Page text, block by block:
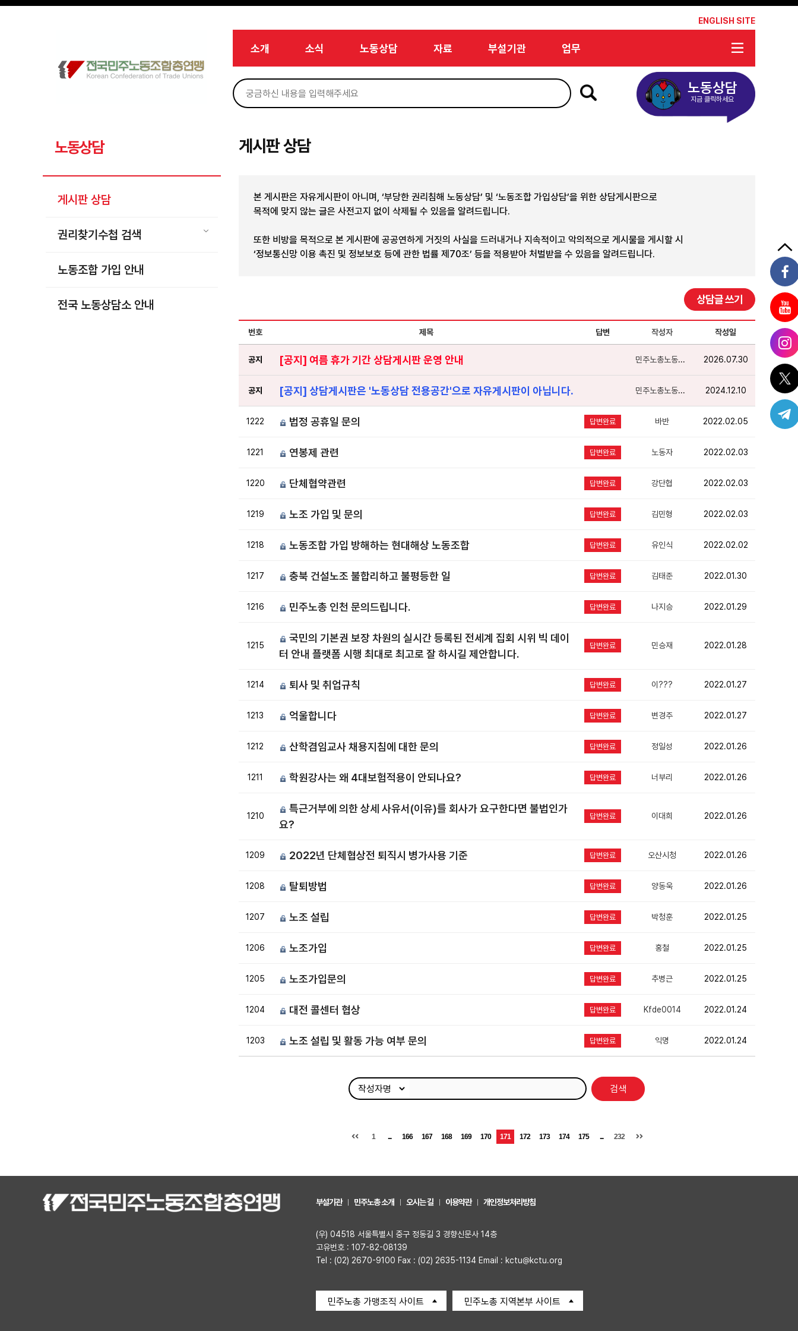
메뉴 건너뛰기
ENGLISH SITE
소개 소식 노동상담 자료 부설기관 업무
노동상담
지금 클릭하세요
노동상담
게시판 상담
권리찾기수첩 검색
노동조합 가입 안내
전국 노동상담소 안내
게시판 상담
본 게시판은 자유게시판이 아니며, ‘부당한 권리침해 노동상담’ 및 ‘노동조합 가입상담’을 위한 상담게시판으로
목적에 맞지 않는 글은 사전고지 없이 삭제될 수 있음을 알려드립니다.
또한 비방을 목적으로 본 게시판에 공공연하게 거짓의 사실을 드러내거나 지속적이고 악의적으로 게시물을 게시할 시
‘정보통신망 이용 촉진 및 정보보호 등에 관한 법률 제70조’ 등을 적용받아 처벌받을 수 있음을 알려드립니다.
상담글 쓰기
번호 제목 답변 작성자 작성일
공지 [공지] 여름 휴가 기간 상담게시판 운영 안내 민주노총노동상담 2026.07.30
공지 [공지] 상담게시판은 '노동상담 전용공간'으로 자유게시판이 아닙니다. 민주노총노동상담 2024.12.10
1222 법정 공휴일 문의 답변완료 바반 2022.02.05
1221 연봉제 관련 답변완료 노동자 2022.02.03
1220 단체협약관련 답변완료 강단협 2022.02.03
1219 노조 가입 및 문의 답변완료 김민형 2022.02.03
1218 노동조합 가입 방해하는 현대해상 노동조합 답변완료 유인식 2022.02.02
1217 충북 건설노조 불합리하고 불평등한 일 답변완료 김태준 2022.01.30
1216 민주노총 인천 문의드립니다. 답변완료 나지승 2022.01.29
1215
국민의 기본권 보장 차원의 실시간 등록된 전세계 집회 시위 빅 데이
터 안내 플랫폼 시행 최대로 최고로 잘 하시길 제안합니다.
답변완료 민승재 2022.01.28
1214 퇴사 및 취업규칙 답변완료 이??? 2022.01.27
1213 억울합니다 답변완료 변경주 2022.01.27
1212 산학겸임교사 채용지침에 대한 문의 답변완료 정일성 2022.01.26
1211 학원강사는 왜 4대보험적용이 안되나요? 답변완료 너부리 2022.01.26
1210
특근거부에 의한 상세 사유서(이유)를 회사가 요구한다면 불법인가
요?
답변완료 이대희 2022.01.26
1209 2022년 단체협상전 퇴직시 병가사용 기준 답변완료 오산시청 2022.01.26
1208 탈퇴방법 답변완료 양동욱 2022.01.26
1207 노조 설립 답변완료 박청훈 2022.01.25
1206 노조가입 답변완료 홍철 2022.01.25
1205 노조가입문의 답변완료 추병근 2022.01.25
1204 대전 콜센터 협상 답변완료 Kfde0014 2022.01.24
1203 노조 설립 및 활동 가능 여부 문의 답변완료 익명 2022.01.24
검색
1 ... 166 167 168 169 170 171 172 173 174 175 ... 232
부설기관 민주노총 소개 오시는 길 이용약관 개인정보처리방침
(우) 04518 서울특별시 중구 정동길 3 경향신문사 14층
고유번호 : 107-82-08139
Tel : (02) 2670-9100 Fax : (02) 2635-1134 Email : kctu@kctu.org
민주노총 가맹조직 사이트 민주노총 지역본부 사이트
권리찾기수첩 검색
찾아보기
노동조합 가입 안내
Sketchbook5, 스케치북5